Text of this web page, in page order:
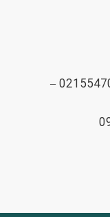
تلفن تماس: 02188943480 – 02155470813 –